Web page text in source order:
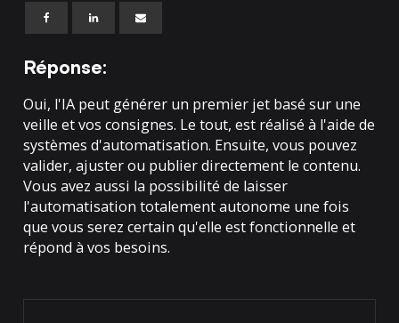
Réponse:
Oui, l'IA peut générer un premier jet basé sur une
veille et vos consignes. Le tout, est réalisé à l'aide de
systèmes d'automatisation. Ensuite, vous pouvez
valider, ajuster ou publier directement le contenu.
Vous avez aussi la possibilité de laisser
l'automatisation totalement autonome une fois
que vous serez certain qu'elle est fonctionnelle et
répond à vos besoins.